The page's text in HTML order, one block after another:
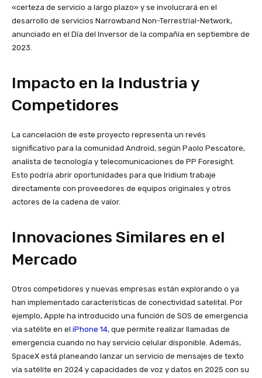
«certeza de servicio a largo plazo» y se involucrará en el
desarrollo de servicios Narrowband Non-Terrestrial-Network,
anunciado en el Día del Inversor de la compañía en septiembre de
2023​​.
Impacto en la Industria y
Competidores
La cancelación de este proyecto representa un revés
significativo para la comunidad Android, según Paolo Pescatore,
analista de tecnología y telecomunicaciones de PP Foresight.
Esto podría abrir oportunidades para que Iridium trabaje
directamente con proveedores de equipos originales y otros
actores de la cadena de valor​​.
Innovaciones Similares en el
Mercado
Otros competidores y nuevas empresas están explorando o ya
han implementado características de conectividad satelital. Por
ejemplo, Apple ha introducido una función de SOS de emergencia
vía satélite en el iPhone 14, que permite realizar llamadas de
emergencia cuando no hay servicio celular disponible​​. Además,
SpaceX está planeando lanzar un servicio de mensajes de texto
vía satélite en 2024 y capacidades de voz y datos en 2025 con su